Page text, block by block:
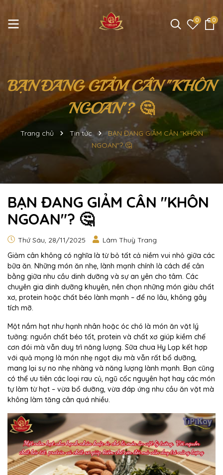
0 0
BẠN ĐANG GIẢM CÂN "KHÔN
NGOAN"? 🤔
Trang chủ Tin tức
BẠN ĐANG GIẢM CÂN "KHÔN
NGOAN"? 🤔
BẠN ĐANG GIẢM CÂN "KHÔN
NGOAN"? 🤔
Thứ Sáu, 28/11/2025
Lâm Thuỳ Trang
Giảm cân không có nghĩa là từ bỏ tất cả niềm vui nhỏ giữa các
bữa ăn. Những món ăn nhẹ, lành mạnh chính là cách để cân
bằng giữa nhu cầu dinh dưỡng và sự an yên cho tâm. Các
chuyên gia dinh dưỡng khuyên, nên chọn những món giàu chất
xơ, protein hoặc chất béo lành mạnh – để no lâu, không gây
tích mỡ.
Một nắm hạt như hạnh nhân hoặc óc chó là món ăn vặt lý
tưởng: nguồn chất béo tốt, protein và chất xơ giúp kiềm chế
cơn đói mà vẫn duy trì năng lượng. Sữa chua Hy Lạp kết hợp
với quả mọng là món nhẹ ngọt dịu mà vẫn rất bổ dưỡng,
mang lại sự no nhẹ nhàng và năng lượng lành mạnh. Bạn cũng
có thể ưu tiên các loại rau củ, ngũ cốc nguyên hạt hay các món
tự làm từ hạt – vừa bổ dưỡng, vừa đáp ứng nhu cầu ăn vặt mà
không làm tăng cân quá nhiều.